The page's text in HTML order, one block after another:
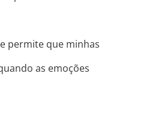
permite que minhas
as emoções